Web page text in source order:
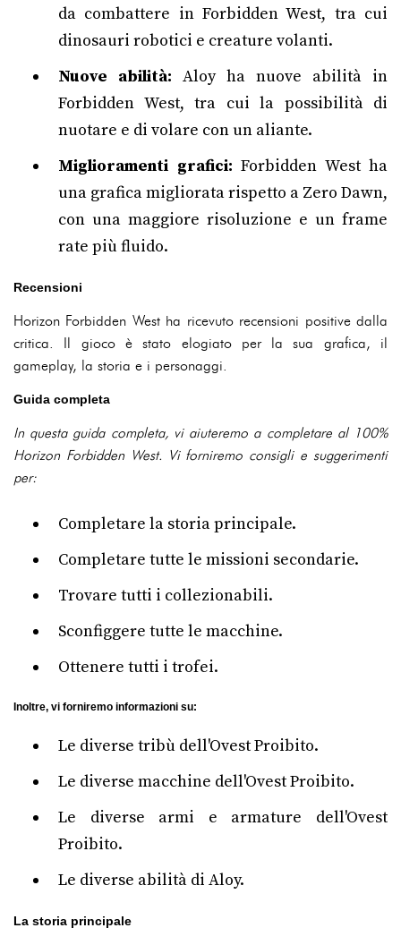
da combattere in Forbidden West, tra cui
dinosauri robotici e creature volanti.
Nuove abilità: Aloy ha nuove abilità in
Forbidden West, tra cui la possibilità di
nuotare e di volare con un aliante.
Miglioramenti grafici: Forbidden West ha
una grafica migliorata rispetto a Zero Dawn,
con una maggiore risoluzione e un frame
rate più fluido.
Recensioni
Horizon Forbidden West ha ricevuto recensioni positive dalla
critica. Il gioco è stato elogiato per la sua grafica, il
gameplay, la storia e i personaggi.
Guida completa
In questa guida completa, vi aiuteremo a completare al 100%
Horizon Forbidden West. Vi forniremo consigli e suggerimenti
per:
Completare la storia principale.
Completare tutte le missioni secondarie.
Trovare tutti i collezionabili.
Sconfiggere tutte le macchine.
Ottenere tutti i trofei.
Inoltre, vi forniremo informazioni su:
Le diverse tribù dell'Ovest Proibito.
Le diverse macchine dell'Ovest Proibito.
Le diverse armi e armature dell'Ovest
Proibito.
Le diverse abilità di Aloy.
La storia principale